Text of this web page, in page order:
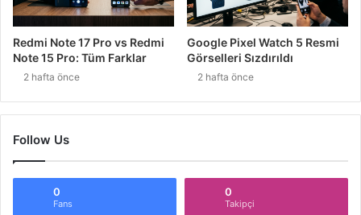
Redmi Note 17 Pro vs Redmi
Note 15 Pro: Tüm Farklar
2 hafta önce
Google Pixel Watch 5 Resmi
Görselleri Sızdırıldı
2 hafta önce
Follow Us
0
Fans
0
Takipçi